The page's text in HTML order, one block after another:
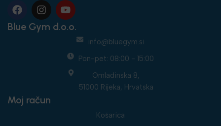
Blue Gym d.o.o.
info@bluegym.si
Pon-pet: 08:00 - 15:00
Omladinska 8,
51000 Rijeka, Hrvatska
Moj račun
Košarica